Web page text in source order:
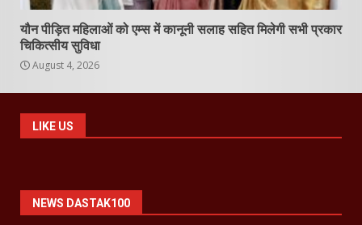
यौन पीड़ित महिलाओं को एम्स में कानूनी सलाह सहित मिलेगी सभी प्रकार
चिकित्सीय सुविधा
August 4, 2026
LIKE US
NEWS DASTAK100